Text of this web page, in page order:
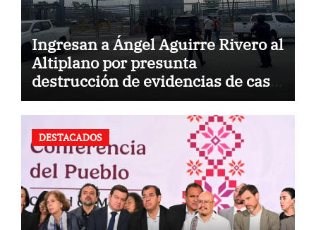
Ingresan a Ángel Aguirre Rivero al
Altiplano por presunta
destrucción de evidencias de caso
Ayotzinapa
DESTACADOS